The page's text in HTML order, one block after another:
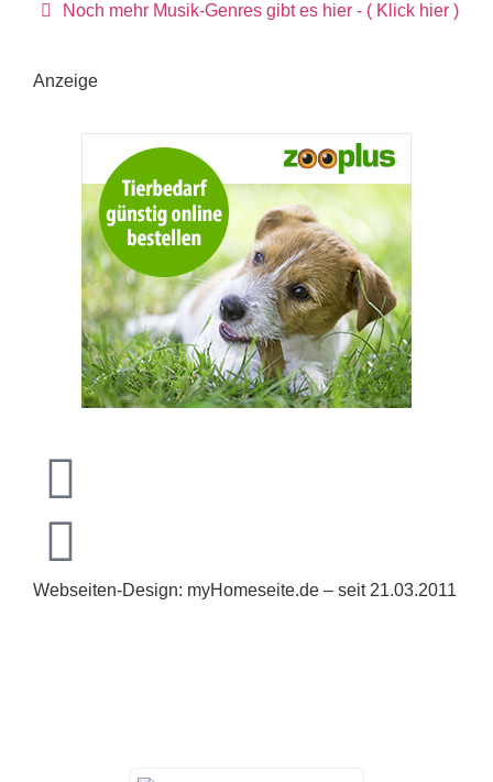
Noch mehr Musik-Genres gibt es hier - ( Klick hier )
Anzeige
Webseiten-Design: myHomeseite.de – seit 21.03.2011